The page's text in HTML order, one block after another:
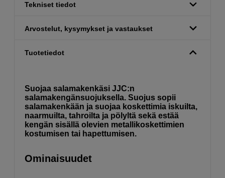
Tekniset tiedot
Arvostelut, kysymykset ja vastaukset
Tuotetiedot
Suojaa salamakenkäsi JJC:n
salamakengänsuojuksella. Suojus sopii
salamakenkään ja suojaa koskettimia iskuilta,
naarmuilta, tahroilta ja pölyltä sekä estää
kengän sisällä olevien metallikoskettimien
kostumisen tai hapettumisen.
Ominaisuudet